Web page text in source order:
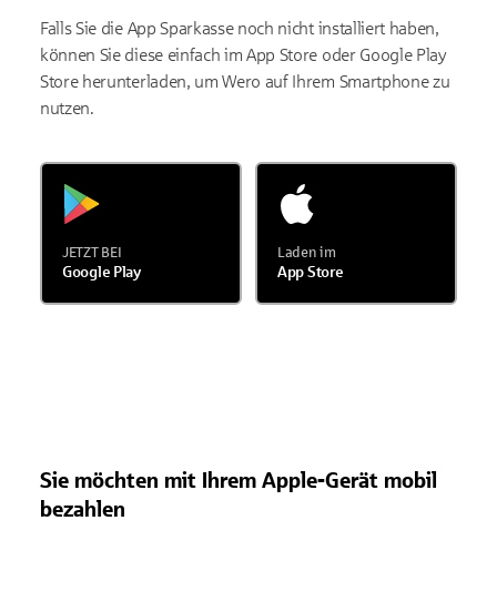
Falls Sie die App Sparkasse noch nicht installiert haben,
können Sie diese einfach im App Store oder Google Play
Store herunterladen, um Wero auf Ihrem Smartphone zu
nutzen.
JETZT BEI
Google Play
Laden im
App Store
Sie möchten mit Ihrem Apple-Gerät mobil
bezahlen